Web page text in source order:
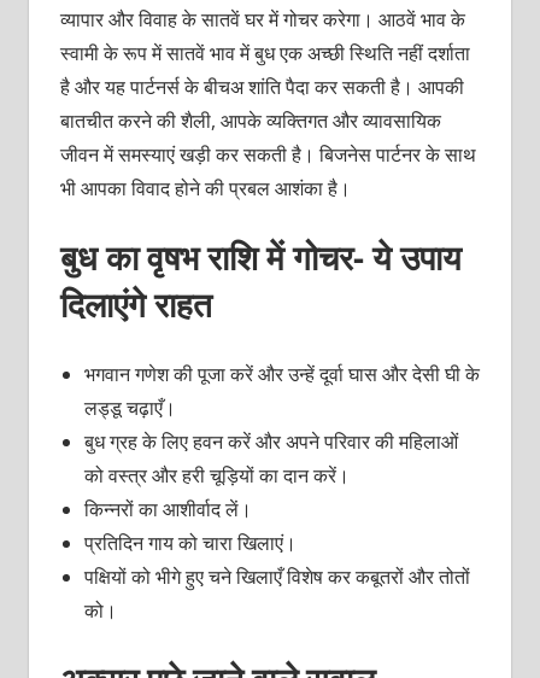
व्यापार और विवाह के सातवें घर में गोचर करेगा। आठवें भाव के
स्वामी के रूप में सातवें भाव में बुध एक अच्छी स्थिति नहीं दर्शाता
है और यह पार्टनर्स के बीचअ शांति पैदा कर सकती है। आपकी
बातचीत करने की शैली, आपके व्यक्तिगत और व्यावसायिक
जीवन में समस्याएं खड़ी कर सकती है। बिजनेस पार्टनर के साथ
भी आपका विवाद होने की प्रबल आशंका है।
बुध का वृषभ राशि में गोचर- ये उपाय
दिलाएंगे राहत
भगवान गणेश की पूजा करें और उन्हें दूर्वा घास और देसी घी के
लड्डू चढ़ाएँ।
बुध ग्रह के लिए हवन करें और अपने परिवार की महिलाओं
को वस्त्र और हरी चूड़ियों का दान करें।
किन्नरों का आशीर्वाद लें।
प्रतिदिन गाय को चारा खिलाएं।
पक्षियों को भीगे हुए चने खिलाएँ विशेष कर कबूतरों और तोतों
को।